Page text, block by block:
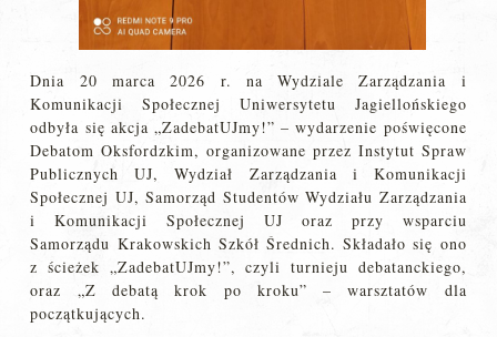
Dnia 20 marca 2026 r. na Wydziale Zarządzania i
Komunikacji Społecznej Uniwersytetu Jagiellońskiego
odbyła się akcja „ZadebatUJmy!” – wydarzenie poświęcone
Debatom Oksfordzkim, organizowane przez Instytut Spraw
Publicznych UJ, Wydział Zarządzania i Komunikacji
Społecznej UJ, Samorząd Studentów Wydziału Zarządzania
i Komunikacji Społecznej UJ oraz przy wsparciu
Samorządu Krakowskich Szkół Średnich. Składało się ono
z ścieżek „ZadebatUJmy!”, czyli turnieju debatanckiego,
oraz „Z debatą krok po kroku” – warsztatów dla
początkujących.